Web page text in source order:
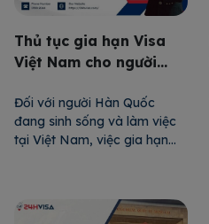
Thủ tục gia hạn Visa
Việt Nam cho người
Đối với người Hàn Quốc
đang sinh sống và làm việc
tại Việt Nam, việc gia hạn
Bài viết dưới đây cung cấp
hướng dẫn chi tiết về thủ tục